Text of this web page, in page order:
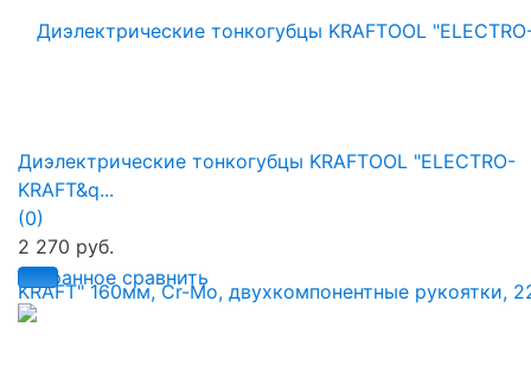
избранное сравнить
Диэлектрические тонкогубцы KRAFTOOL "ELECTRO-
KRAFT&q...
(0)
2 270 руб.